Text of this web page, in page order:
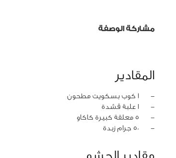
مشاركة الوصفة
المقادير
‏-
1 كوب بسكويت مطحون
‏-
1 علبة قشدة
‏-
5 معلقة كبيرة كاكاو
‏-
50 جرام زبدة